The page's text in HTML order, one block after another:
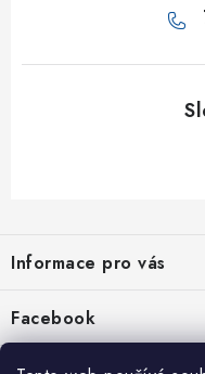
p
a
t
Informace pro vás
Obchodní podmínky
Facebook